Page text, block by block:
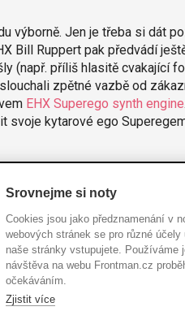
výborně. Jen je třeba si dát
Bill Ruppert pak předvádí
(např. příliš hlasitě cvakající
zpětné vazbě od
EHX Superego synth engine
svoje kytarové ego
Srovnejme si noty
Cookies jsou jako předznamenání v
webových stránek se pro různé
naše stránky vstupujete. Používáme
návštěva na webu Frontman.cz
očekáváním.
Zjistit více